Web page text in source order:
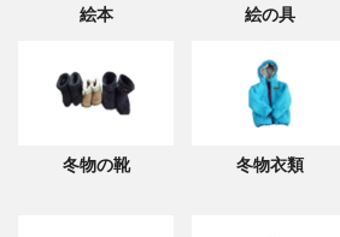
絵本 絵の具
冬物の靴 冬物衣類